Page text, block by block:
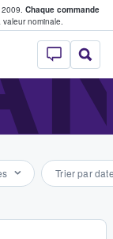
Chaque commande
nominale.
- Où
billets
Trier par